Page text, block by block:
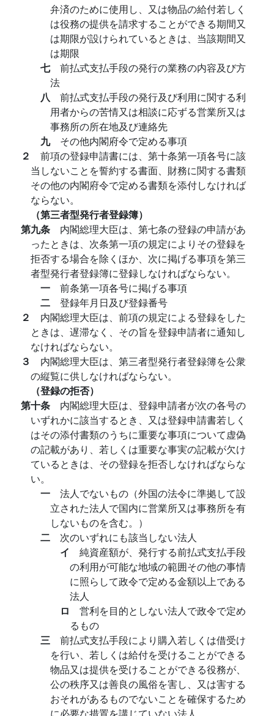
弁済のために使用し、又は物品の給付若しく
は役務の提供を請求することができる期間又
は期限が設けられているときは、当該期間又
は期限
七 前払式支払手段の発行の業務の内容及び方
法
八 前払式支払手段の発行及び利用に関する利
用者からの苦情又は相談に応ずる営業所又は
事務所の所在地及び連絡先
九 その他内閣府令で定める事項
２ 前項の登録申請書には、第十条第一項各号に該
当しないことを誓約する書面、財務に関する書類
その他の内閣府令で定める書類を添付しなければ
ならない。
（第三者型発行者登録簿）
第九条 内閣総理大臣は、第七条の登録の申請があ
ったときは、次条第一項の規定によりその登録を
拒否する場合を除くほか、次に掲げる事項を第三
者型発行者登録簿に登録しなければならない。
一 前条第一項各号に掲げる事項
二 登録年月日及び登録番号
２ 内閣総理大臣は、前項の規定による登録をした
ときは、遅滞なく、その旨を登録申請者に通知し
なければならない。
３ 内閣総理大臣は、第三者型発行者登録簿を公衆
の縦覧に供しなければならない。
（登録の拒否）
第十条 内閣総理大臣は、登録申請者が次の各号の
いずれかに該当するとき、又は登録申請書若しく
はその添付書類のうちに重要な事項について虚偽
の記載があり、若しくは重要な事実の記載が欠け
ているときは、その登録を拒否しなければならな
い。
一 法人でないもの（外国の法令に準拠して設
立された法人で国内に営業所又は事務所を有
しないものを含む。）
二 次のいずれにも該当しない法人
イ 純資産額が、発行する前払式支払手段
の利用が可能な地域の範囲その他の事情
に照らして政令で定める金額以上である
法人
ロ 営利を目的としない法人で政令で定め
るもの
三 前払式支払手段により購入若しくは借受け
を行い、若しくは給付を受けることができる
物品又は提供を受けることができる役務が、
公の秩序又は善良の風俗を害し、又は害する
おそれがあるものでないことを確保するため